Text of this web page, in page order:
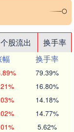
个股流出
换手率
幅
换手率
79.39%
16.80%
14.18%
14.77%
5.62%